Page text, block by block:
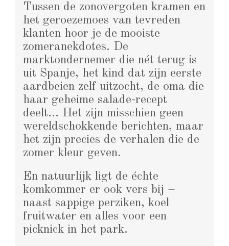
Tussen de zonovergoten kramen en
het geroezemoes van tevreden
klanten hoor je de mooiste
zomeranekdotes. De
marktondernemer die nét terug is
uit Spanje, het kind dat zijn eerste
aardbeien zelf uitzocht, de oma die
haar geheime salade-recept
deelt… Het zijn misschien geen
wereldschokkende berichten, maar
het zijn precies de verhalen die de
zomer kleur geven.
En natuurlijk ligt de échte
komkommer er ook vers bij –
naast sappige perziken, koel
fruitwater en alles voor een
picknick in het park.